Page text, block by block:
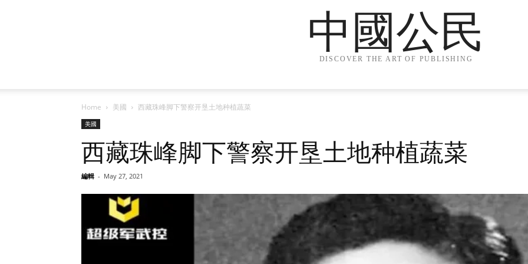
中國公民
DISCOVER THE ART OF PUBLISHING
Home 美國 西藏珠峰脚下警察开垦土地种植蔬菜
美國
西藏珠峰脚下警察开垦土地种植蔬菜
編輯 - May 27, 2021